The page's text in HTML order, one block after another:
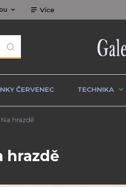
Více
ČERVENEC TECHNIKA
hrazdě
hrazdě